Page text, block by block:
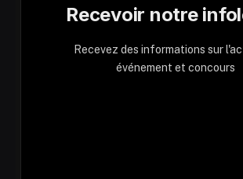
Recevoir notre
Recevez des informations sur
événement et concours